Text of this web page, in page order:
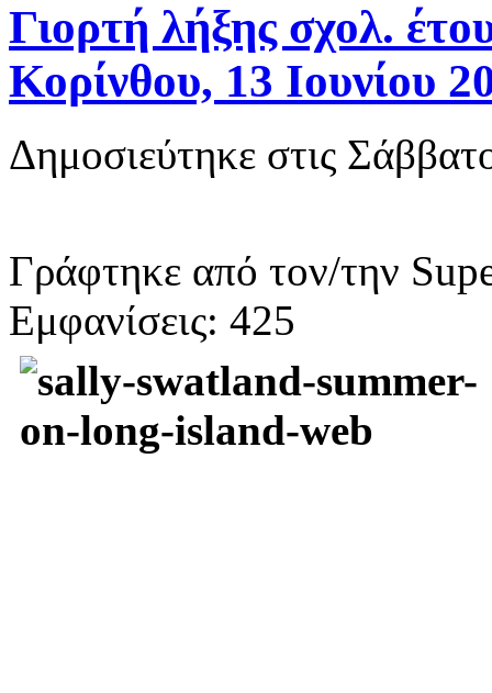
Γιορτή λήξης σχολ.
Κορίνθου, 13 Ιουνίου
Δημοσιεύτηκε στις
Γράφτηκε από τον/την
Εμφανίσεις: 425